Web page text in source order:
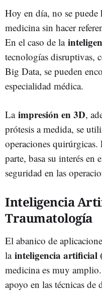
Hoy en día, no se puede
medicina sin hacer
En el caso de la
tecnologías disruptivas,
Big Data, se pueden
especialidad médica.
Laimpresión en 3D,
prótesis a medida, se
operaciones quirúrgicas.
parte, basa su interés
seguridad en las
Inteligencia
Traumatología
El abanico de
lainteligencia artificial
medicina es muy
apoyo en las técnicas